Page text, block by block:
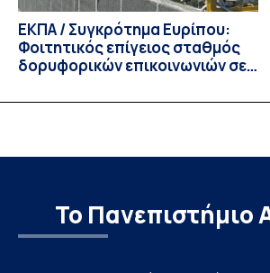
ΕΚΠΑ / Συγκρότημα Ευρίπου:
Φοιτητικός επίγειος σταθμός
δορυφορικών επικοινωνιών σε
Το Πανεπιστήμιο